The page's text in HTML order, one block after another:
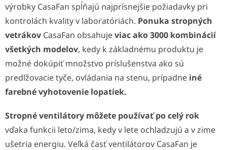
výrobky CasaFan spĺňajú najprísnejšie požiadavky pri
kontrolách kvality v laboratóriách. Ponuka stropných
vetrákov CasaFan obsahujeviac ako 3000 kombinácií
všetkých modelov, kedy k základnému produktu je
možné dokúpiť množstvo príslušenstva ako sú
predlžovacie tyče, ovládania na stenu, prípadne iné
farebné vyhotovenie lopatiek.
Stropné ventilátory môžete používať po celý rok
vďaka funkcii leto/zima, kedy v lete ochladzujú a v zime
ušetria energiu. Veľká časť ventilátorov CasaFan je